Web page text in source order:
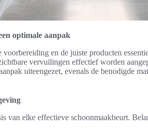
optimale aanpak
voorbereiding en de juiste producten
vervuilingen effectief worden
uiteengezet, evenals de benodigde
van elke effectieve schoonmaakbeurt.